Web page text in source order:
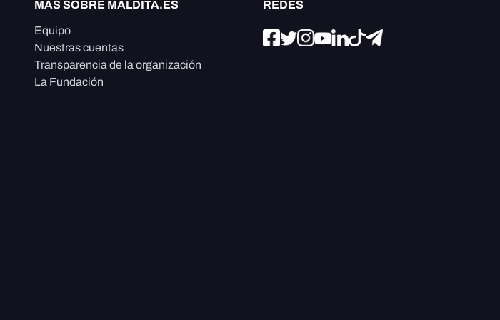
MÁS SOBRE MALDITA.ES
Equipo
Nuestras cuentas
Transparencia de la organización
La Fundación
REDES